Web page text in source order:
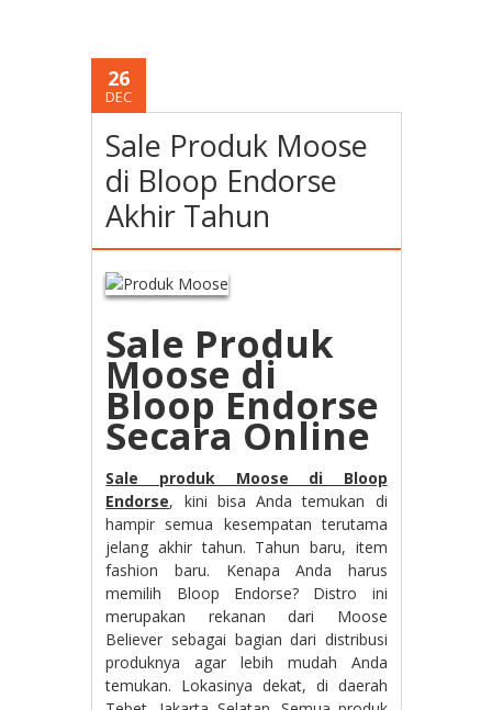
26
DEC
Sale Produk Moose
di Bloop Endorse
Akhir Tahun
Sale Produk
Moose di
Bloop Endorse
Secara Online
Sale produk Moose di Bloop
Endorse, kini bisa Anda temukan di
hampir semua kesempatan terutama
jelang akhir tahun. Tahun baru, item
fashion baru. Kenapa Anda harus
memilih Bloop Endorse? Distro ini
merupakan rekanan dari Moose
Believer sebagai bagian dari distribusi
produknya agar lebih mudah Anda
temukan. Lokasinya dekat, di daerah